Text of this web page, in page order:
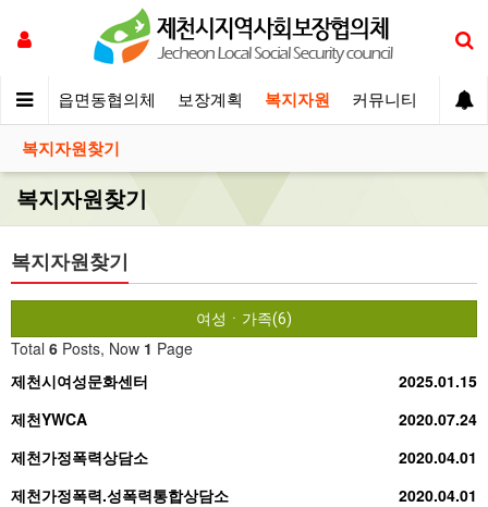
영 읍면동협의체 보장계획 복지자원 커뮤니티
복지자원찾기
복지자원찾기
복지자원찾기
여성ㆍ가족(6)
Total 6 Posts, Now 1 Page
2025.01.15
제천시여성문화센터
2020.07.24
제천YWCA
2020.04.01
제천가정폭력상담소
2020.04.01
제천가정폭력.성폭력통합상담소